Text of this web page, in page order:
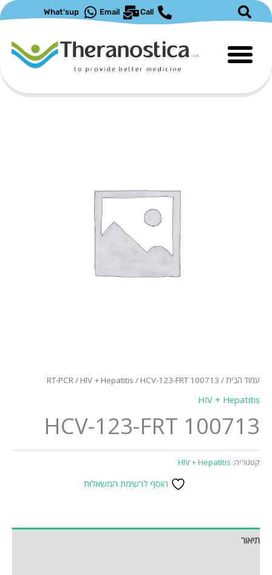
Call
Email
What'sup
עמוד הבית/
RT-PCR/ HIV + Hepatitis / HCV-123-FRT 100713
HIV + Hepatitis
HCV-123-FRT 100713
קטגוריה: HIV + Hepatitis
הוסף לרשימת המשאלות
תיאור